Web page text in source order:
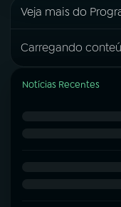
Veja mais do
Carregando
Notícias Recentes